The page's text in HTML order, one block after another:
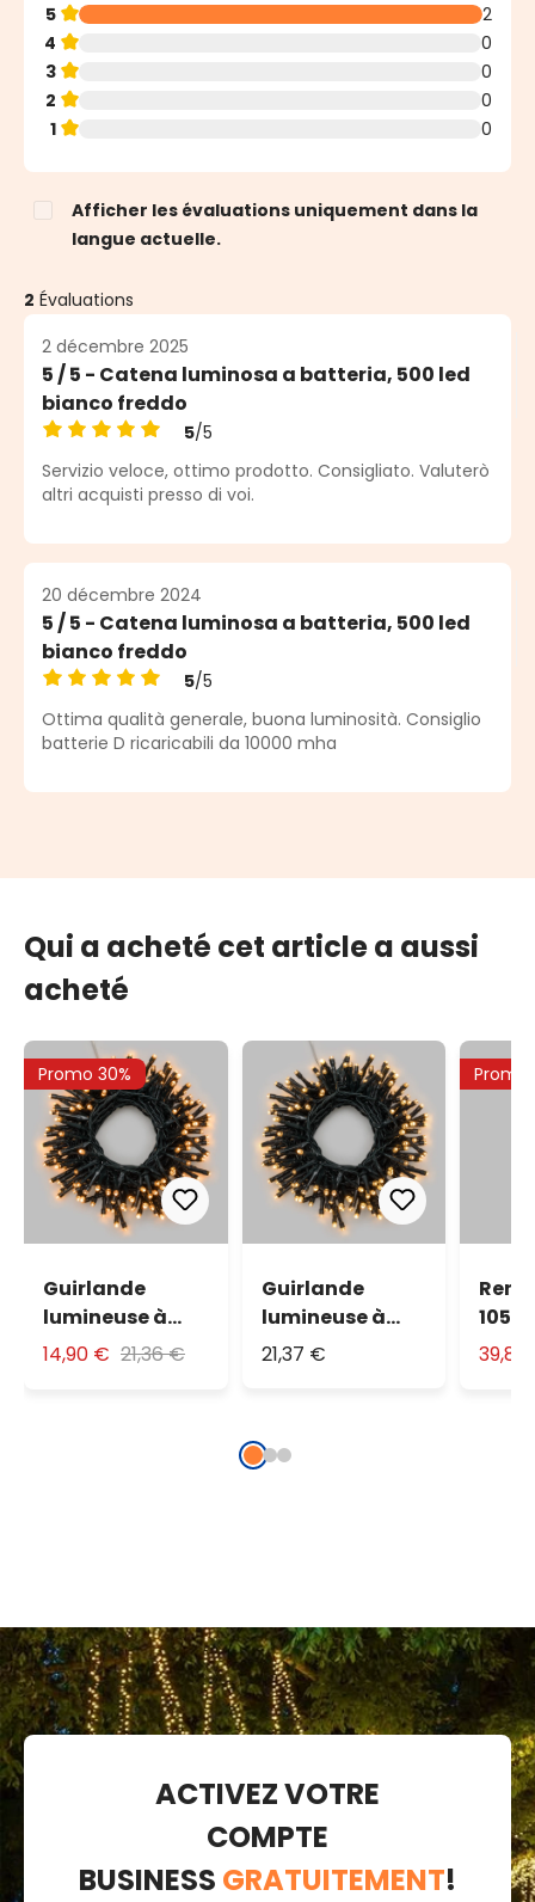
5
2
4
0
3
0
2
0
1
0
Afficher les évaluations uniquement dans la
langue actuelle.
2 Évaluations
2 décembre 2025
5 / 5 - Catena luminosa a batteria, 500 led
bianco freddo
Note moyenne de 5 sur 5 étoiles
5/5
Servizio veloce, ottimo prodotto. Consigliato. Valuterò
altri acquisti presso di voi.
20 décembre 2024
5 / 5 - Catena luminosa a batteria, 500 led
bianco freddo
Note moyenne de 5 sur 5 étoiles
5/5
Ottima qualità generale, buona luminosità. Consiglio
batterie D ricaricabili da 10000 mha
Qui a acheté cet article a aussi
acheté
Promo 30%
Guirlande
lumineuse à
piles, 500 led
14,90 € 21,36 €
Guirlande
lumineuse à
piles, 500 led
21,37 €
Promo
105
ACTIVEZ VOTRE
COMPTE
BUSINESS GRATUITEMENT!